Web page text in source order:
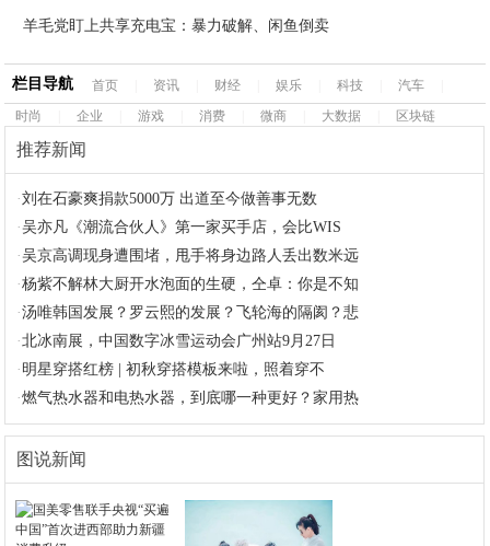
羊毛党盯上共享充电宝：暴力破解、闲鱼倒卖
栏目导航 首页 资讯 财经 娱乐 科技 汽车
时尚
企业 游戏 消费 微商 大数据 区块链
推荐新闻
·刘在石豪爽捐款5000万 出道至今做善事无数
·吴亦凡《潮流合伙人》第一家买手店，会比WIS
·吴京高调现身遭围堵，甩手将身边路人丢出数米远
·杨紫不解林大厨开水泡面的生硬，仝卓：你是不知
·汤唯韩国发展？罗云熙的发展？飞轮海的隔阂？悲
·北冰南展，中国数字冰雪运动会广州站9月27日
· 明星穿搭红榜 | 初秋穿搭模板来啦，照着穿不
·燃气热水器和电热水器，到底哪一种更好？家用热
图说新闻